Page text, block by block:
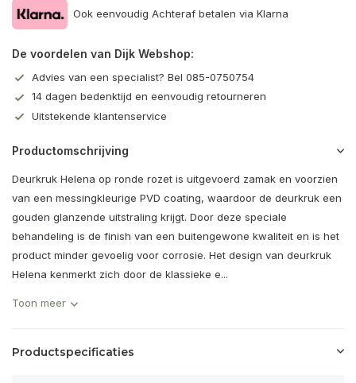
Ook eenvoudig Achteraf betalen via Klarna
De voordelen van Dijk Webshop:
Advies van een specialist? Bel 085-0750754
14 dagen bedenktijd en eenvoudig retourneren
Uitstekende klantenservice
Productomschrijving
Deurkruk Helena op ronde rozet is uitgevoerd zamak en voorzien
van een messingkleurige PVD coating, waardoor de deurkruk een
gouden glanzende uitstraling krijgt. Door deze speciale
behandeling is de finish van een buitengewone kwaliteit en is het
product minder gevoelig voor corrosie. Het design van deurkruk
Helena kenmerkt zich door de klassieke e...
Toon meer
Productspecificaties